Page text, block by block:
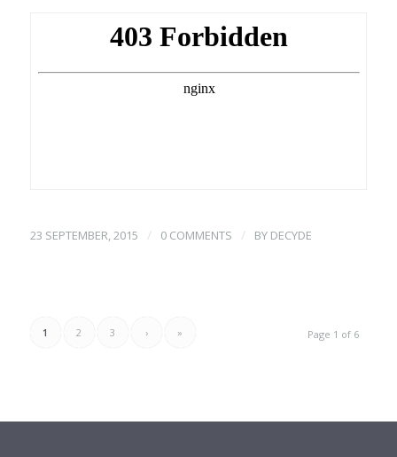
23 SEPTEMBER, 2015 / 0 COMMENTS / BY DECYDE
Page 1 of 6
1 2 3 › »